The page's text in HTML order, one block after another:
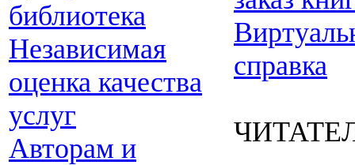
библиотека
Независимая
оценка качества
услуг
Авторам и
справка